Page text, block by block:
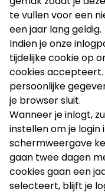
te vullen voor een
een jaar lang geldig.
Indien je onze
tijdelijke cookie op
cookies
persoonlijke
je browser sluit.
Wanneer je inlogt,
instellen om je login
schermweergave
gaan twee dagen
cookies gaan een
selecteert, blijft je